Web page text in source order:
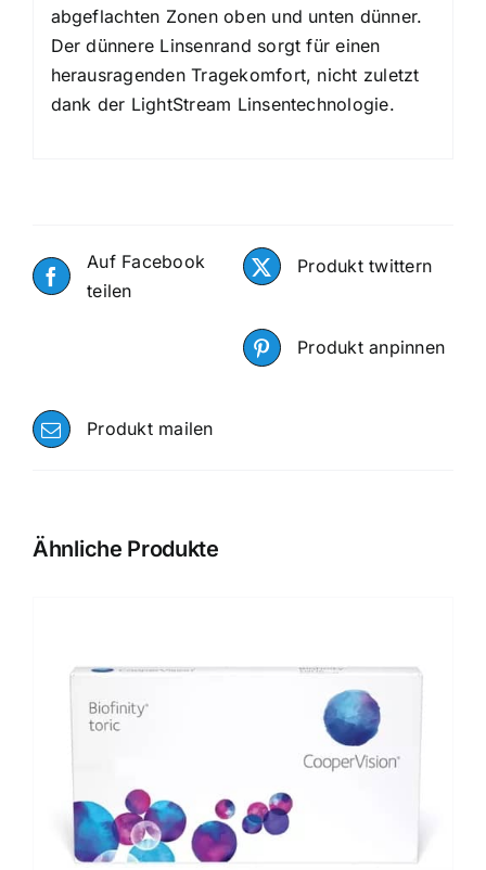
abgeflachten Zonen oben und unten dünner.
Der dünnere Linsenrand sorgt für einen
herausragenden Tragekomfort, nicht zuletzt
dank der LightStream Linsentechnologie.
Auf Facebook
teilen
Produkt twittern
Produkt anpinnen
Produkt mailen
Ähnliche Produkte